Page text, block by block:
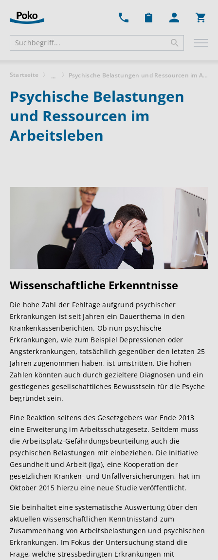
Startseite ... Psychische Belastungen und Ressourcen im Arbeitsleben
Psychische Belastungen
und Ressourcen im
Arbeitsleben
Wissenschaftliche Erkenntnisse
Die hohe Zahl der Fehltage aufgrund psychischer
Erkrankungen ist seit Jahren ein Dauerthema in den
Krankenkassenberichten. Ob nun psychische
Erkrankungen, wie zum Beispiel Depressionen oder
Angsterkrankungen, tatsächlich gegenüber den letzten 25
Jahren zugenommen haben, ist umstritten. Die hohen
Zahlen könnten auch durch gezieltere Diagnosen und ein
gestiegenes gesellschaftliches Bewusstsein für die Psyche
begründet sein.
Eine Reaktion seitens des Gesetzgebers war Ende 2013
eine Erweiterung im Arbeitsschutzgesetz. Seitdem muss
die Arbeitsplatz-Gefährdungsbeurteilung auch die
psychischen Belastungen mit einbeziehen. Die Initiative
Gesundheit und Arbeit (Iga), eine Kooperation der
gesetzlichen Kranken- und Unfallversicherungen, hat im
Oktober 2015 hierzu eine neue Studie veröffentlicht.
Sie beinhaltet eine systematische Auswertung über den
aktuellen wissenschaftlichen Kenntnisstand zum
Zusammenhang von Arbeitsbelastungen und psychischen
Erkrankungen. Im Fokus der Untersuchung stand die
Frage, welche stressbedingten Erkrankungen mit